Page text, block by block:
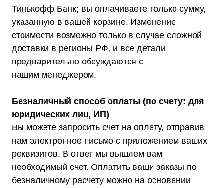
Тинькофф Банк; вы оплачиваете только сумму,
указанную в вашей корзине. Изменение
стоимости возможно только в случае сложной
доставки в регионы РФ, и все детали
предварительно обсуждаются с
нашим менеджером.
Безналичный способ оплаты (по счету: для
юридических лиц, ИП)
Вы можете запросить счет на оплату, отправив
нам электронное письмо с приложением ваших
реквизитов. В ответ мы вышлем вам
необходимый счет. Оплатить ваши заказы по
безналичному расчету можно на основании
Покупателям
О компании
Оплата
Акции
Статьи
Реквизиты
Режим работы: Пн-Пт: 9:00 —
+7 (495) 150-17-07
8 (800) 444-75-17